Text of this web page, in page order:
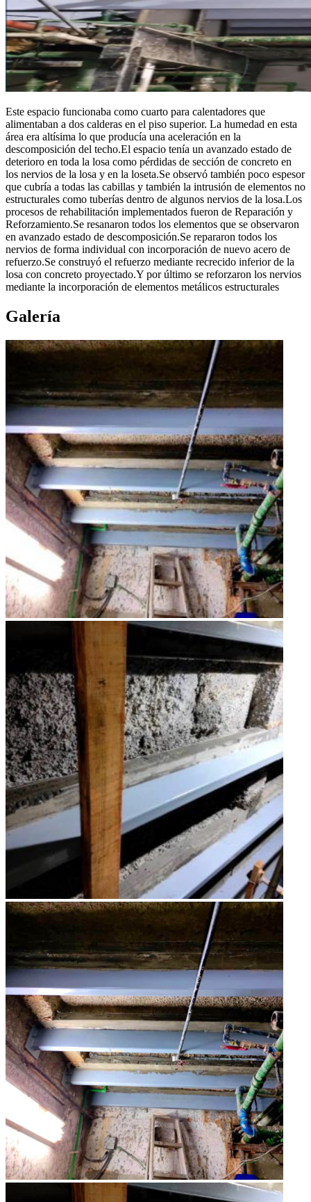
Este espacio funcionaba como cuarto para calentadores que
alimentaban a dos calderas en el piso superior. La humedad en esta
área era altísima lo que producía una aceleración en la
descomposición del techo.El espacio tenía un avanzado estado de
deterioro en toda la losa como pérdidas de sección de concreto en
los nervios de la losa y en la loseta.Se observó también poco espesor
que cubría a todas las cabillas y también la intrusión de elementos no
estructurales como tuberías dentro de algunos nervios de la losa.Los
procesos de rehabilitación implementados fueron de Reparación y
Reforzamiento.Se resanaron todos los elementos que se observaron
en avanzado estado de descomposición.Se repararon todos los
nervios de forma individual con incorporación de nuevo acero de
refuerzo.Se construyó el refuerzo mediante recrecido inferior de la
losa con concreto proyectado.Y por último se reforzaron los nervios
mediante la incorporación de elementos metálicos estructurales
Galería